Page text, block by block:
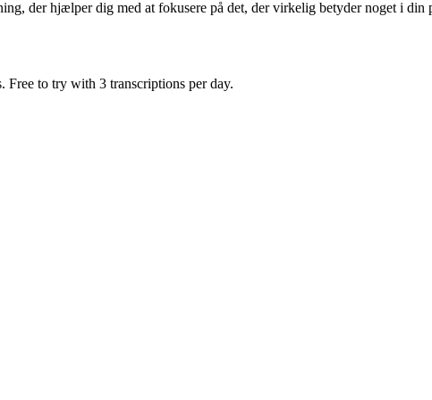
der hjælper dig med at fokusere på det, der virkelig betyder noget i din
Free to try with 3 transcriptions per day.